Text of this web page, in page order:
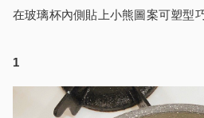
在玻璃杯內側貼上小熊圖案可塑型
1